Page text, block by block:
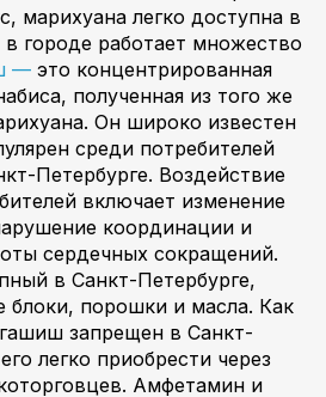
марихуана легко доступна в
городе работает множество
— это концентрированная
полученная из того же
Он широко известен
среди потребителей
Петербурге. Воздействие
включает изменение
координации и
сердечных сокращений.
в Санкт-Петербурге,
блоки, порошки и масла. Как
запрещен в Санкт-
легко приобрести через
Амфетамин и